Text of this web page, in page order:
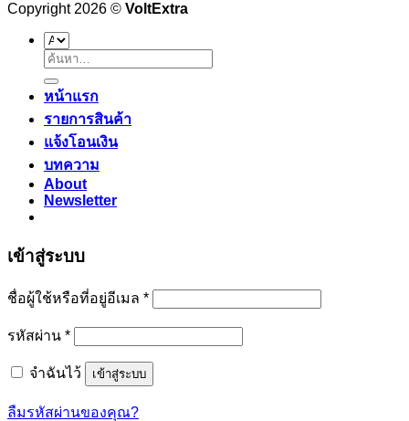
Copyright 2026 © VoltExtra
ค้นหา:
หน้าแรก
รายการสินค้า
แจ้งโอนเงิน
บทความ
About
Newsletter
เข้าสู่ระบบ
ชื่อผู้ใช้หรือที่อยู่อีเมล *ต้องการ
รหัสผ่าน *ต้องการ
จำฉันไว้ เข้าสู่ระบบ
ลืมรหัสผ่านของคุณ?